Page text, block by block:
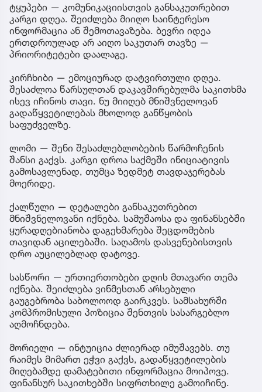
ტყუპები — კომუნიკაციისთვის განსაკუთრებით
კარგი დღეა. შეიძლება მიიღო საინტერესო
ინფორმაცია ან შემოთავაზება. ბევრი იდეა
ერთდროულად არ აიღო საკუთარ თავზე —
პრიორიტეტები დაალაგე.
კირჩხიბი — ემოციურად დატვირთული დღეა.
შესაძლოა წარსულთან დაკავშირებულმა საკითხმა
ისევ იჩინოს თავი. ნუ მიიღებ მნიშვნელოვან
გადაწყვეტილებას მხოლოდ განწყობის
საფუძველზე.
ლომი — შენი შესაძლებლობების წარმოჩენის
შანსი გაქვს. კარგი დროა საქმეში ინიციატივის
გამოსავლენად, თუმცა ზედმეტ თავდაჯერებას
მოერიდე.
ქალწული — დეტალები განსაკუთრებით
მნიშვნელოვანი იქნება. სამუშაოსა და ფინანსებში
ყურადღებიანობა დაგეხმარება შეცდომების
თავიდან აცილებაში. საღამოს დასვენებისთვის
დრო აუცილებლად დატოვე.
სასწორი — ურთიერთობები დღის მთავარი თემა
იქნება. შეიძლება ვინმესთან არსებული
გაუგებრობა საბოლოოდ გაირკვეს. სამსახურში
კომპრომისული პოზიცია შენთვის სასარგებლო
აღმოჩნდება.
მორიელი — ინტუიცია ძლიერად იმუშავებს. თუ
რაიმეს მიმართ ეჭვი გაქვს, გადაწყვეტილების
მიღებამდე დამატებითი ინფორმაცია მოიპოვე.
ფინანსურ საკითხებში სიფრთხილე გამოიჩინე.